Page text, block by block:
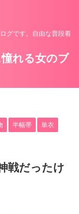
グです。自由な普段着
れる女のブ
半幅帯 単衣
戦だったけ